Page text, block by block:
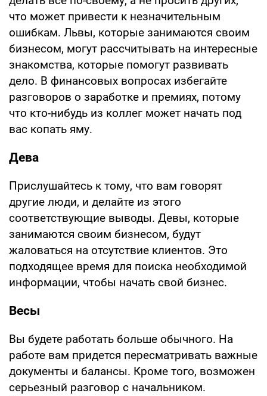
что может привести к незначительным
ошибкам. Львы, которые занимаются своим
бизнесом, могут рассчитывать на интересные
знакомства, которые помогут развивать
дело. В финансовых вопросах избегайте
разговоров о заработке и премиях, потому
что кто-нибудь из коллег может начать под
вас копать яму.
Дева
Прислушайтесь к тому, что вам говорят
другие люди, и делайте из этого
соответствующие выводы. Девы, которые
занимаются своим бизнесом, будут
жаловаться на отсутствие клиентов. Это
подходящее время для поиска необходимой
информации, чтобы начать свой бизнес.
Весы
Вы будете работать больше обычного. На
работе вам придется пересматривать важные
документы и балансы. Кроме того, возможен
серьезный разговор с начальником.